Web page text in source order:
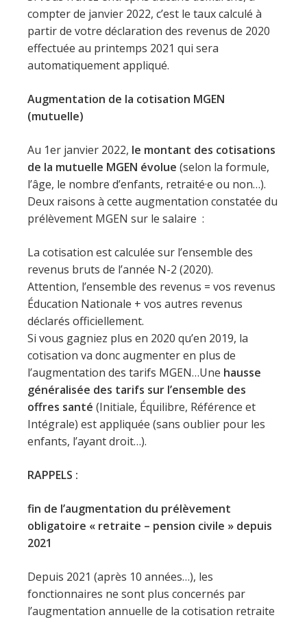
compter de janvier 2022, c’est le taux calculé à
partir de votre déclaration des revenus de 2020
effectuée au printemps 2021 qui sera
automatiquement appliqué.
Augmentation de la cotisation MGEN
(mutuelle)
Au 1er janvier 2022, le montant des cotisations
de la mutuelle MGEN évolue (selon la formule,
l’âge, le nombre d’enfants, retraité·e ou non…).
Deux raisons à cette augmentation constatée du
prélèvement MGEN sur le salaire :
La cotisation est calculée sur l’ensemble des
revenus bruts de l’année N-2 (2020).
Attention, l’ensemble des revenus = vos revenus
Éducation Nationale + vos autres revenus
déclarés officiellement.
Si vous gagniez plus en 2020 qu’en 2019, la
cotisation va donc augmenter en plus de
l’augmentation des tarifs MGEN…Une hausse
généralisée des tarifs sur l’ensemble des
offres santé (Initiale, Équilibre, Référence et
Intégrale) est appliquée (sans oublier pour les
enfants, l’ayant droit…).
RAPPELS :
fin de l’augmentation du prélèvement
obligatoire « retraite – pension civile » depuis
2021
Depuis 2021 (après 10 années…), les
fonctionnaires ne sont plus concernés par
l’augmentation annuelle de la cotisation retraite